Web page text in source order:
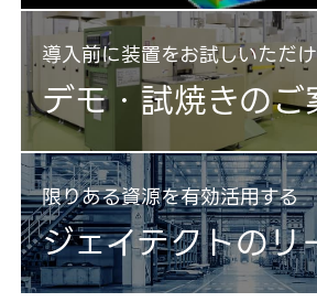
導入前に装置をお試しいただ
デモ・試焼きのご
限りある資源を有効活用する
ジェイテクトのリ